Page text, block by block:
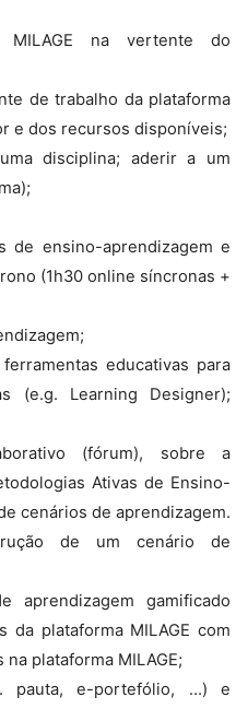
MILAGE na vertente do
de trabalho da plataforma
e dos recursos disponíveis;
disciplina; aderir a um
de ensino-aprendizagem e
(1h30 online síncronas +
educativas para
(e.g. Learning Designer);
(fórum), sobre a
Ativas de Ensino-
cenários de aprendizagem.
de um cenário de
aprendizagem gamificado
da plataforma MILAGE com
plataforma MILAGE;
pauta, e-portefólio, …) e